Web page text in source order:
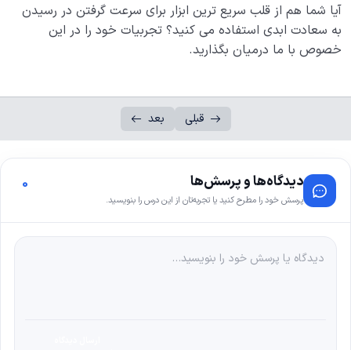
آیا شما هم از قلب سریع ترین ابزار برای سرعت گرفتن در رسیدن
به سعادت ابدی استفاده می کنید؟ تجربیات خود را در این
خصوص با ما درمیان بگذارید.
قبلی بعد
دیدگاه‌ها و پرسش‌ها
پرسش خود را مطرح کنید یا تجربه‌تان از این درس را بنویسید.
0